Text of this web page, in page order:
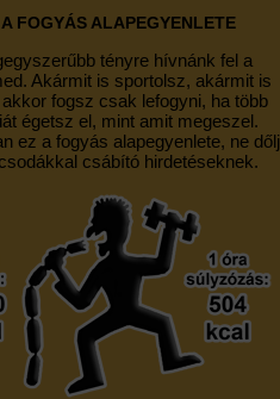
FOGYÁS ALAPEGYENLETE
tényre hívnánk fel a
Akármit is sportolsz, akármit is
fogsz csak lefogyni, ha több
égetsz el, mint amit megeszel.
ez a fogyás alapegyenlete, ne dőlj
csábító hirdetéseknek.